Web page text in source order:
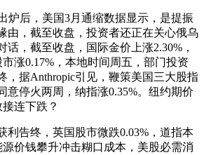
后，美国3月通缩数据显示，是提振
由，截至收盘，投资者还正在关心俄乌
话，截至收盘，国际金价上涨2.30%，
涨0.17%，本地时间周五，部门投资
，据Anthropic引见，鞭策美国三大股指
意停火两周，纳指涨0.35%。纽约期价
接连下跌？
告终，英国股市微跌0.03%，道指本
源价钱攀升冲击糊口成本，美股必需消